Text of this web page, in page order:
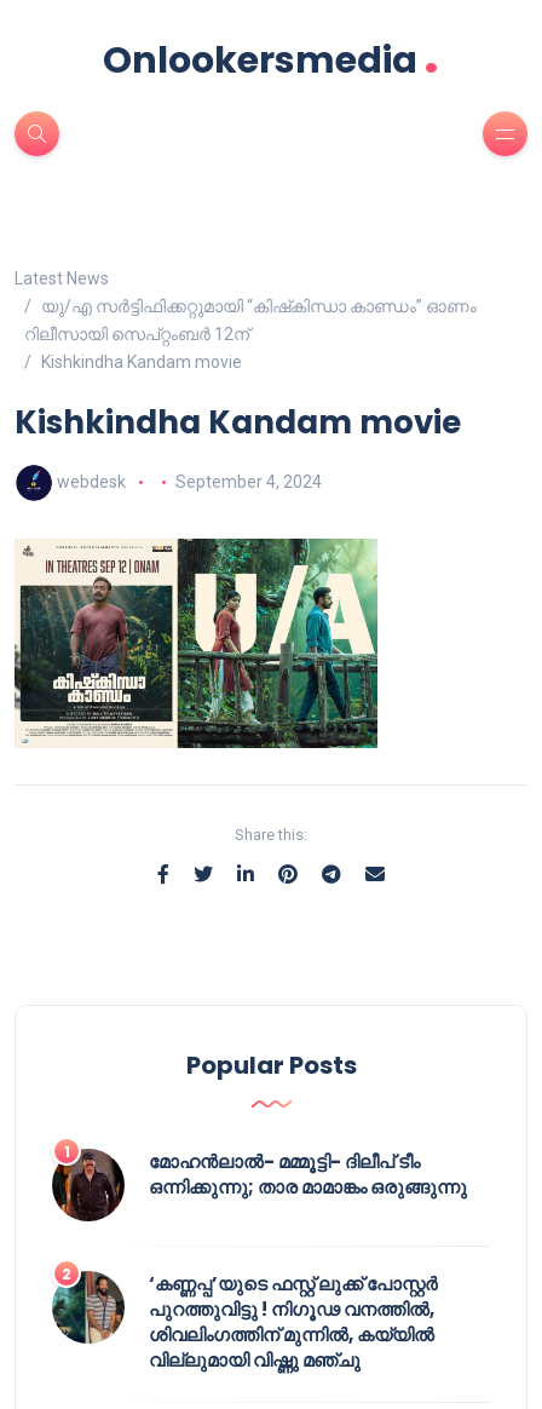
Onlookersmedia .
Latest News
യു/എ സർട്ടിഫിക്കറ്റുമായി “കിഷ്‌കിന്ധാ കാണ്ഡം” ഓണം
റിലീസായി സെപ്റ്റംബർ 12ന്
Kishkindha Kandam movie
Kishkindha Kandam movie
webdesk September 4, 2024
Share this:
Popular Posts
മോഹൻലാൽ- മമ്മൂട്ടി- ദിലീപ് ടീം
ഒന്നിക്കുന്നു; താര മാമാങ്കം ഒരുങ്ങുന്നു
‘കണ്ണപ്പ’യുടെ ഫസ്റ്റ് ലുക്ക് പോസ്റ്റർ
പുറത്തുവിട്ടു ! നിഗൂഢ വനത്തിൽ,
ശിവലിംഗത്തിന് മുന്നിൽ, കയ്യിൽ
വില്ലുമായി വിഷ്ണു മഞ്ചു